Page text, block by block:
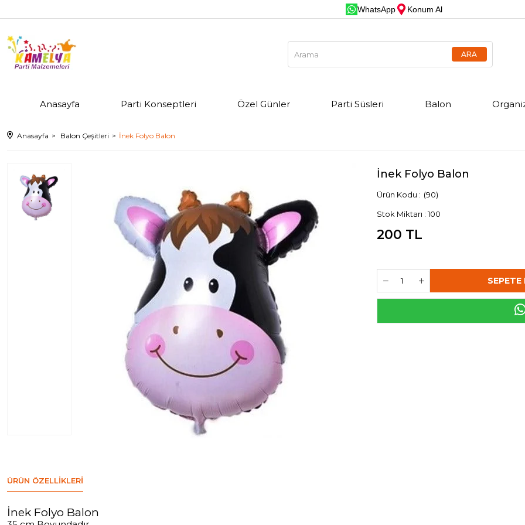
WhatsApp Konum Al
Anasayfa Parti Konseptleri Özel Günler Parti Süsleri Balon
Anasayfa Balon Çeşitleri İnek Folyo Balon
İnek Folyo Balon
(90)
Stok Miktarı : 100
200 TL
ÜRÜN ÖZELLIKLERI
İnek Folyo Balon